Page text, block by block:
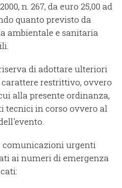
n. 267, da euro 25,00 ad
quanto previsto da
ambientale e sanitaria
di adottare ulteriori
restrittivo, ovvero
alla presente ordinanza,
tecnici in corso ovvero al
comunicazioni urgenti
ai numeri di emergenza